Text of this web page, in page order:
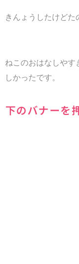
きんょうしたけどた
ねこのおはなしや
しかったです。
下のバナーを